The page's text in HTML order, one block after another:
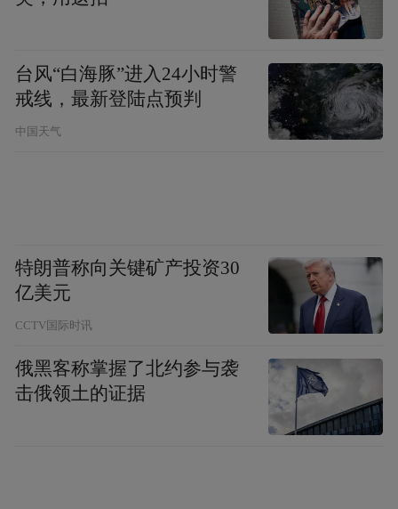
合，打造沉浸式体验。
浙商银行深圳分行相关负责人表示，未来将
继续推动金融服务直通基层、金融知识直达
群众，为金融消费者提供更加安全、便捷、
责任编辑：陈晓曼
台风“白海豚”进入24小时警
戒线，最新登陆点预判
中国天气
特朗普称向关键矿产投资30
亿美元
CCTV国际时讯
俄黑客称掌握了北约参与袭
击俄领土的证据